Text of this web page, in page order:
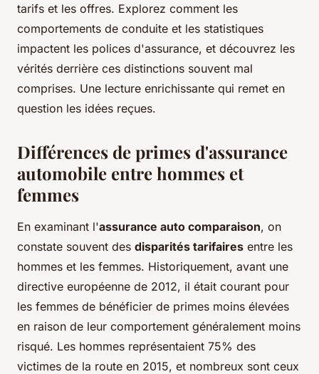
tarifs et les offres. Explorez comment les
comportements de conduite et les statistiques
impactent les polices d'assurance, et découvrez les
vérités derrière ces distinctions souvent mal
comprises. Une lecture enrichissante qui remet en
question les idées reçues.
Différences de primes d'assurance
automobile entre hommes et
femmes
En examinant l'assurance auto comparaison, on
constate souvent des disparités tarifaires entre les
hommes et les femmes. Historiquement, avant une
directive européenne de 2012, il était courant pour
les femmes de bénéficier de primes moins élevées
en raison de leur comportement généralement moins
risqué. Les hommes représentaient 75% des
victimes de la route en 2015, et nombreux sont ceux